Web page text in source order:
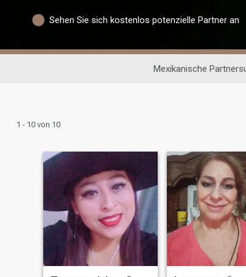
Sehen Sie sich kostenlos potenzielle Partner an
Mexikanische
1 - 10 von 10